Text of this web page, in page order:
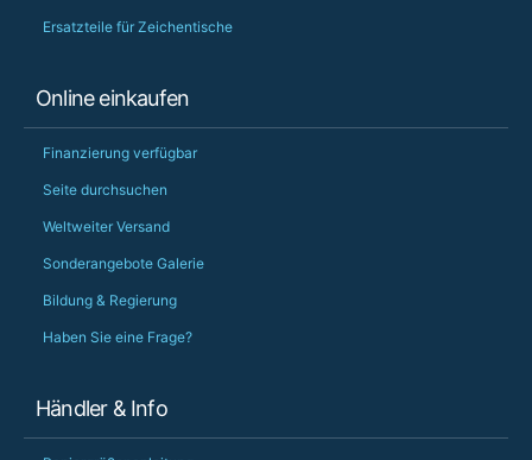
Ersatzteile für Zeichentische
Online einkaufen
Finanzierung verfügbar
Seite durchsuchen
Weltweiter Versand
Sonderangebote Galerie
Bildung & Regierung
Haben Sie eine Frage?
Händler & Info